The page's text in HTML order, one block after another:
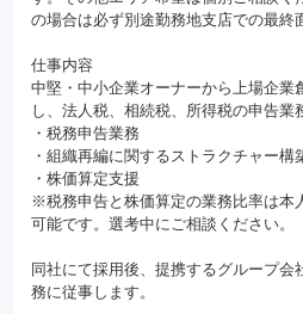
の場合は必ず別途勤務地支店での最終
仕事内容
中堅・中小企業オーナーから上場企業
し、法人税、相続税、所得税の申告業
・税務申告業務
・組織再編に関するストラクチャー構
・株価算定支援
※税務申告と株価算定の業務比率は本
可能です。選考中にご相談ください。
同社にて採用後、提携するグループ
務に従事します。